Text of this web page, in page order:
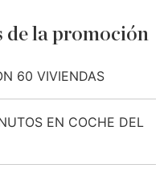
de la promoción
60 VIVIENDAS
EN COCHE DEL